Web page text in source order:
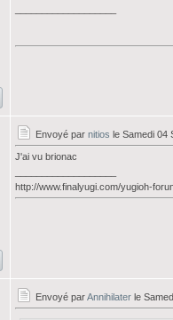
Envoyé par nitios le Samedi 04
J'ai vu brionac
http://www.finalyugi.com/yugioh-
Envoyé parAnnihilater le